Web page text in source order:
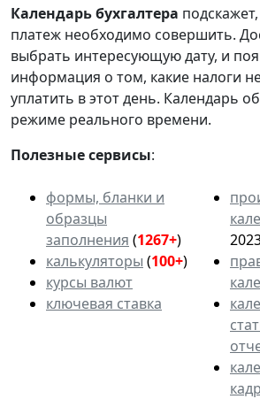
Календарьбухгалтера
платеж необходимо совершить.
выбрать интересующую дату, и
информация о том, какие налоги
уплатить в этот день. Календарь
режиме реального времени.
Полезные сервисы:
формы, бланки и
образцы
заполнения (1267+)
калькуляторы (100+)
курсы валют
ключевая ставка